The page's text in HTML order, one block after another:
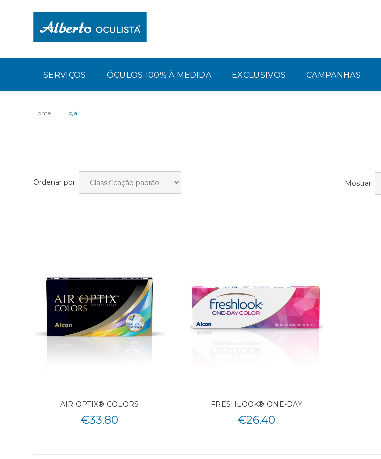
SERVIÇOS ÓCULOS 100% À MEDIDA EXCLUSIVOS CAMPANHAS
Home Loja
Ordenar por: Mostrar:
AIR OPTIX® COLORS
€33.80
FRESHLOOK® ONE-DAY
€26.40